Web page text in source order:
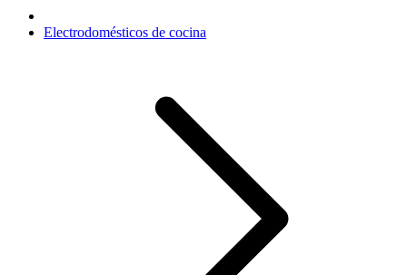
Electrodomésticos de cocina